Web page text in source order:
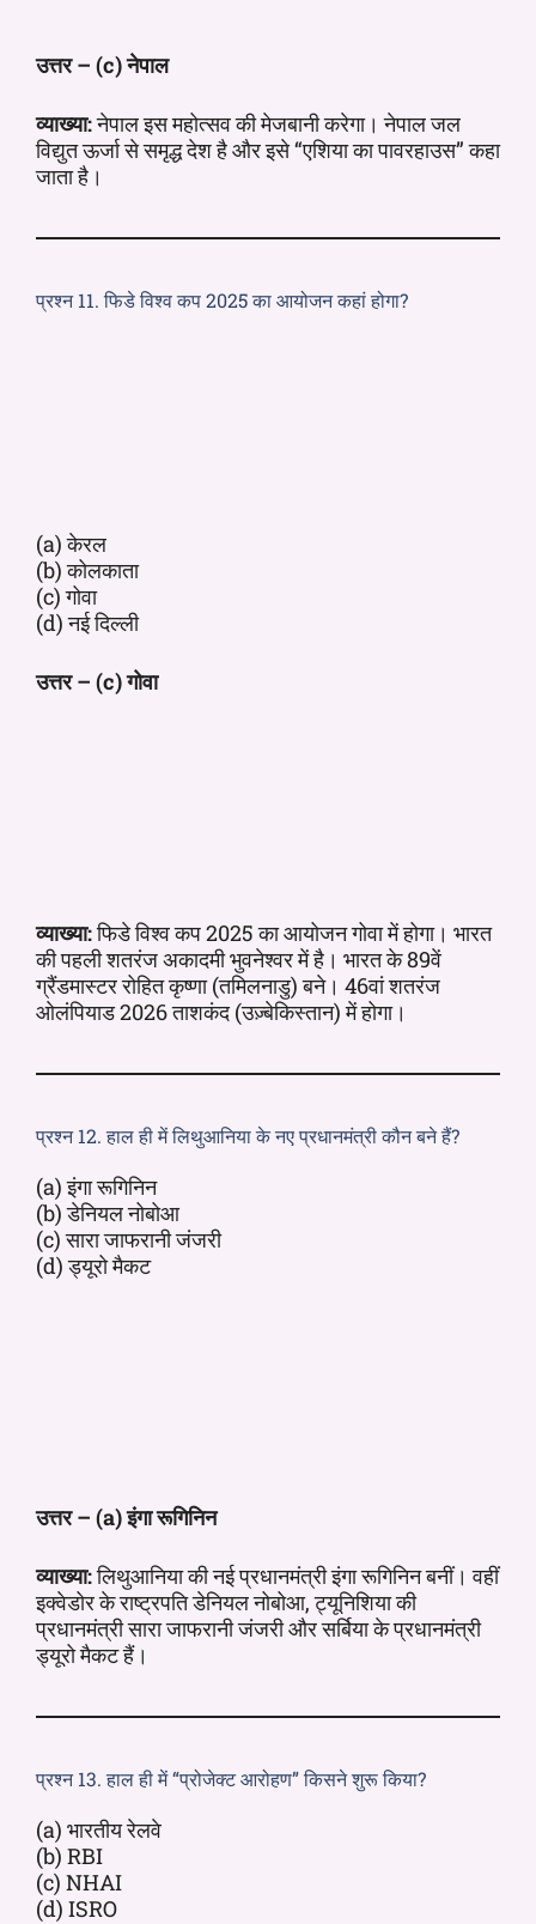
उत्तर – (c) नेपाल
व्याख्या:नेपाल इस महोत्सव की मेजबानी करेगा। नेपाल जल
विद्युत ऊर्जा से समृद्ध देश है और इसे “एशिया का पावरहाउस” कहा
जाता है।
प्रश्न 11. फिडे विश्व कप 2025 का आयोजन कहां होगा?
(a) केरल
(b) कोलकाता
(c) गोवा
(d) नई दिल्ली
उत्तर – (c) गोवा
व्याख्या:फिडे विश्व कप 2025 का आयोजन गोवा में होगा। भारत
की पहली शतरंज अकादमी भुवनेश्वर में है। भारत के 89वें
ग्रैंडमास्टर रोहित कृष्णा (तमिलनाडु) बने। 46वां शतरंज
ओलंपियाड 2026 ताशकंद (उज़्बेकिस्तान) में होगा।
प्रश्न 12. हाल ही में लिथुआनिया के नए प्रधानमंत्री कौन बने हैं?
(a) इंगा रूगिनिन
(b) डेनियल नोबोआ
(c) सारा जाफरानी जंजरी
(d) ड्यूरो मैकट
उत्तर – (a) इंगा रूगिनिन
व्याख्या:लिथुआनिया की नई प्रधानमंत्री इंगा रूगिनिन बनीं। वहीं
इक्वेडोर के राष्ट्रपति डेनियल नोबोआ, ट्यूनिशिया की
प्रधानमंत्री सारा जाफरानी जंजरी और सर्बिया के प्रधानमंत्री
ड्यूरो मैकट हैं।
प्रश्न 13. हाल ही में “प्रोजेक्ट आरोहण” किसने शुरू किया?
(a) भारतीय रेलवे
(b) RBI
(c) NHAI
(d) ISRO